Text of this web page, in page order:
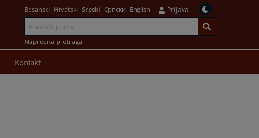
Bosanski Hrvatski Srpski Српски English Prijava
Napredna pretraga
Kontakt